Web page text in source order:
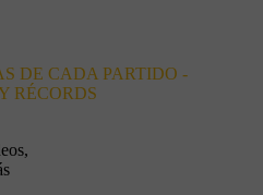
DE CADA PARTIDO -
RÉCORDS